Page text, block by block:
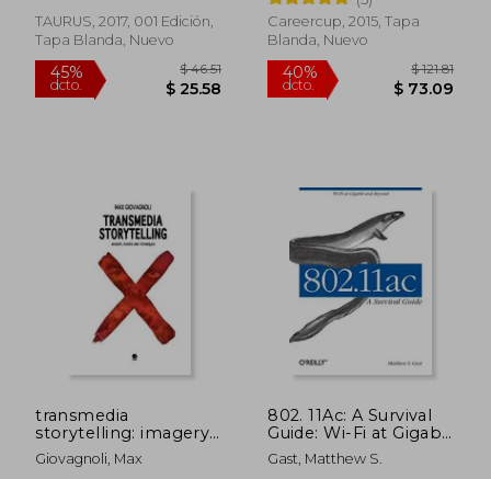
TAURUS, 2017, 001 Edición,
Tapa Blanda, Nuevo
Careercup, 2015, Tapa
Blanda, Nuevo
transmedia
storytelling: imagery,
shapes and
techniques (en
Giovagnoli, Max
802. 11Ac: A Survival
Guide: Wi-Fi at Gigabit
and Beyond (en
Inglés)
Gast, Matthew S.